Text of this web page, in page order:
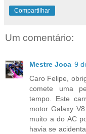
Compartilhar
Um comentário:
Mestre Joca 9
Caro Felipe,
comete uma
tempo. Este
motor Galaxy
muito a do AC
havia se